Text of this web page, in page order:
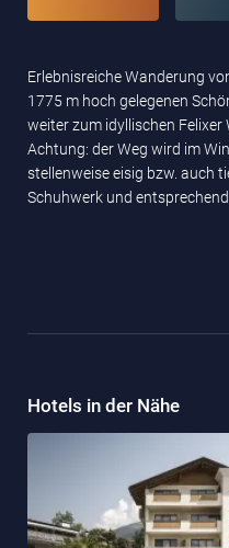
Erlebnisreiche Wanderung
1775 m hoch gelegenen
weiter zum idyllischen Felixer
Achtung: der Weg wird im
stellenweise eisig bzw. auch
Schuhwerk und
Hotels in der Nähe